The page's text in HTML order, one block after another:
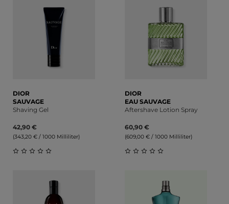
DIOR
SAUVAGE
Shaving Gel
42,90 €
(343,20 € / 1000 Milliliter)
DIOR
EAU SAUVAGE
Aftershave Lotion Spray
60,90 €
(609,00 € / 1000 Milliliter)